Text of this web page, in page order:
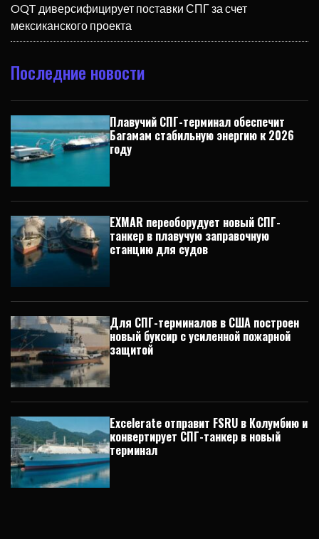
OQT диверсифицирует поставки СПГ за счет
мексиканского проекта
Последние новости
Плавучий СПГ-терминал обеспечит
Багамам стабильную энергию к 2026
году
EXMAR переоборудует новый СПГ-
танкер в плавучую заправочную
станцию для судов
Для СПГ-терминалов в США построен
новый буксир с усиленной пожарной
защитой
Excelerate отправит FSRU в Колумбию и
конвертирует СПГ-танкер в новый
терминал